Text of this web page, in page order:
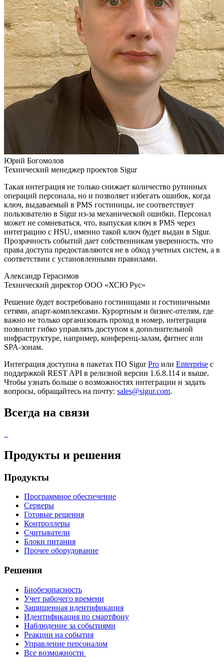
Юрий Богомолов
Технический менеджер проектов Sigur
Такая интеграция не только снижает количество рутинных
операций персонала, но и позволяет избегать ошибок, когда
ключ, выдаваемый в PMS гостиницы, не соответствует
пользователю в Sigur из-за механической ошибки. Персонал
может не сомневаться, что, выпуская ключ в PMS через
интеграцию с HSU, именно такой ключ будет выдан в Sigur.
Прозрачность событий дает собственникам уверенность, что
права доступа предоставляются не в обход учетных систем, а в
соответствии с установленными правилами.
Александр Герасимов
Технический директор ООО «ХСЮ Рус»
Решение будет востребовано гостиницами и гостиничными
сетями, апарт-комплексами. Курортным и бизнес-отелям, где
важно не только организовать проход в номер, интеграция
позволит гибко управлять доступом к дополнительной
инфраструктуре, например, конференц-залам, фитнес или
SPA-зонам.
Интеграция доступна в пакетах ПО SigurPro или Enterprise с
поддержкой REST API в релизной версии 1.6.8.114 и выше.
Чтобы узнать больше о возможностях интеграции и задать
вопросы, обращайтесь на почту: sales@sigur.com.
Всегда на связи
Продукты и решения
Продукты
Программное обеспечение
Серверы
Готовые решения
Контроллеры
Считыватели
Блоки питания
Прочее оборудование
Решения
Биобезопасность
Учет рабочего времени
Защищенная идентификация
Идентификация по смартфону
Наблюдение за событиями
Реакции на события
Управление персоналом
Все возможности